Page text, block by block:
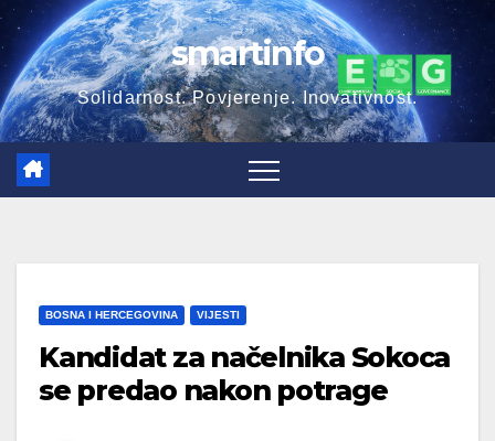
Skip
to
content
smartinfo
Solidarnost. Povjerenje. Inovativnost.
BOSNA I HERCEGOVINA VIJESTI
Kandidat za načelnika Sokoca
se predao nakon potrage